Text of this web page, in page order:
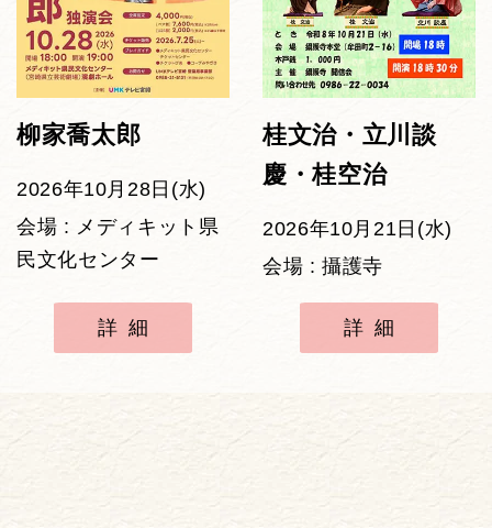
柳家喬太郎
2026年10月28日(水)
会場 : メディキット県
民文化センター
詳細
桂文治・立川談
慶・桂空治
2026年10月21日(水)
会場 : 攝護寺
詳細